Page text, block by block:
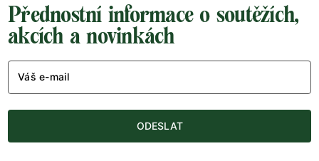
Přednostní informace o soutěžích,
akcích a novinkách
Váš e-mail
ODESLAT